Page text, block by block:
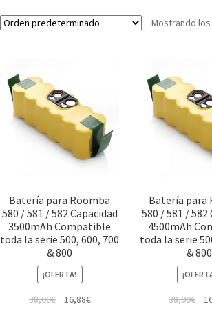
Mostrando
Batería para Roomba
580 / 581 / 582 Capacidad
3500mAh Compatible
toda la serie 500, 600, 700
& 800
¡OFERTA!
38,00€ 16,88€El
Batería para
580 / 581 / 582
4500mAh
toda la serie
& 800
38,00€